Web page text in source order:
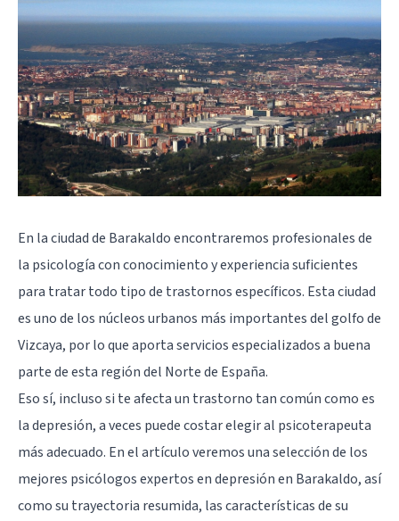
En la ciudad de Barakaldo encontraremos profesionales de
la psicología con conocimiento y experiencia suficientes
para tratar todo tipo de trastornos específicos. Esta ciudad
es uno de los núcleos urbanos más importantes del golfo de
Vizcaya, por lo que aporta servicios especializados a buena
parte de esta región del Norte de España.
Eso sí, incluso si te afecta un trastorno tan común como es
la depresión, a veces puede costar elegir al psicoterapeuta
más adecuado. En el artículo veremos una selección de los
mejores psicólogos expertos en depresión en Barakaldo, así
como su trayectoria resumida, las características de su